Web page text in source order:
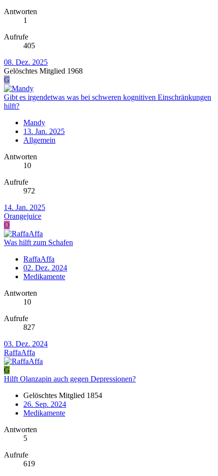
Antworten
1
Aufrufe
405
08. Dez. 2025
Gelöschtes Mitglied 1968
G
Gibt es irgendetwas was bei schweren kognitiven Einschränkungen
hilft?
Mandy
13. Jan. 2025
Allgemein
Antworten
10
Aufrufe
972
14. Jan. 2025
Orangejuice
O
Was hilft zum Schafen
RaffaAffa
02. Dez. 2024
Medikamente
Antworten
10
Aufrufe
827
03. Dez. 2024
RaffaAffa
G
Hilft Olanzapin auch gegen Depressionen?
Gelöschtes Mitglied 1854
26. Sep. 2024
Medikamente
Antworten
5
Aufrufe
619